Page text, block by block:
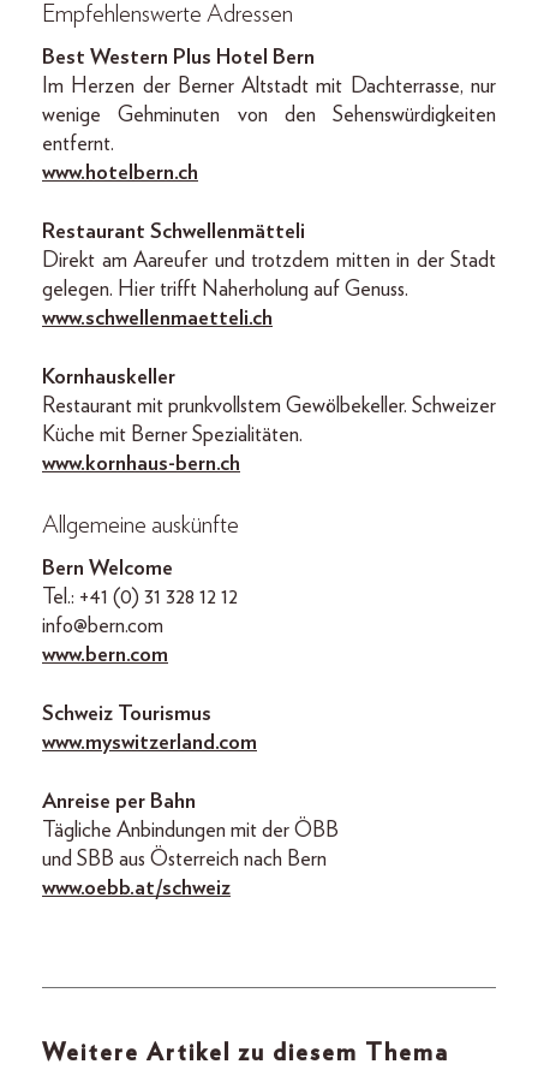
Empfehlenswerte Adressen
Best Western Plus Hotel Bern
Im Herzen der Berner Altstadt mit Dachterrasse, nur
wenige Gehminuten von den Sehenswürdigkeiten
entfernt.
www.hotelbern.ch
Restaurant Schwellenmätteli
Direkt am Aareufer und trotzdem mitten in der Stadt
gelegen. Hier trifft Naherholung auf Genuss.
www.schwellenmaetteli.ch
Kornhauskeller
Restaurant mit prunkvollstem Gewölbekeller. Schweizer
Küche mit Berner Spezialitäten.
www.kornhaus-bern.ch
Allgemeine auskünfte
Bern Welcome
Tel.: +41 (0) 31 328 12 12
info@bern.com
www.bern.com
Schweiz Tourismus
www.myswitzerland.com
Anreise per Bahn
Tägliche Anbindungen mit der ÖBB
und SBB aus Österreich nach Bern
www.oebb.at/schweiz
Weitere Artikel zu diesem Thema